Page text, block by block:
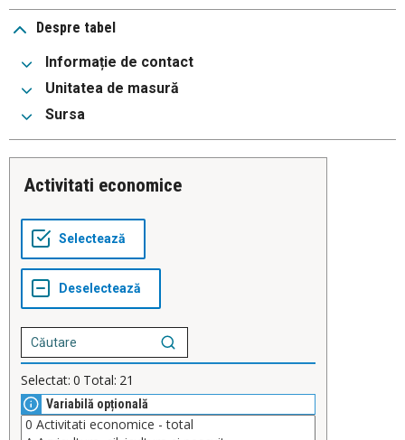
Despre tabel
Informație de contact
Unitatea de masură
Sursa
Activitati economice
Selectat: 0 Total: 21
Variabilă opțională